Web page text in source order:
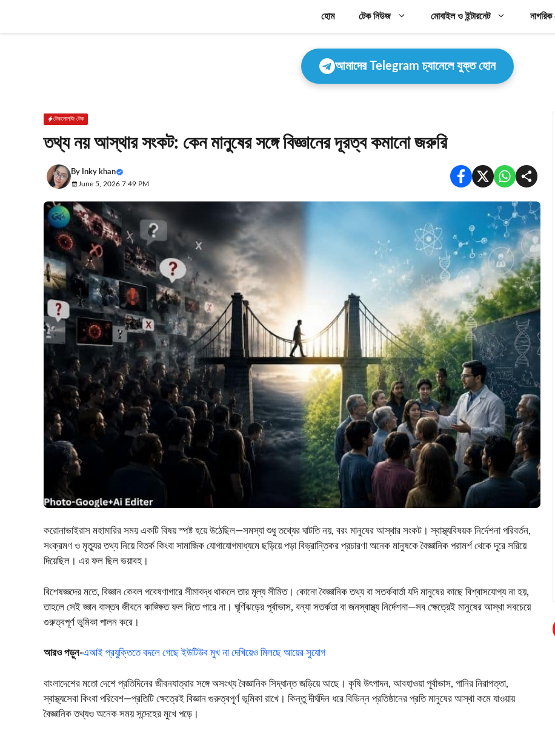
content
হোম টেক নিউজ মোবাইল ও ইন্টারনেট নাগরিক
আমাদের Telegram চ্যানেলে যুক্ত হোন
টেকনোলজি টেক
তথ্য নয় আস্থার সংকট: কেন মানুষের সঙ্গে বিজ্ঞানের দূরত্ব কমানো জরুরি
By Inky khan
June 5, 2026 7:49 PM
করোনাভাইরাস মহামারির সময় একটি বিষয় স্পষ্ট হয়ে উঠেছিল—সমস্যা শুধু তথ্যের ঘাটতি নয়, বরং মানুষের আস্থার সংকট। স্বাস্থ্যবিষয়ক নির্দেশনা পরিবর্তন,
সংক্রমণ ও মৃত্যুর তথ্য নিয়ে বিতর্ক কিংবা সামাজিক যোগাযোগমাধ্যমে ছড়িয়ে পড়া বিভ্রান্তিকর প্রচারণা অনেক মানুষকে বৈজ্ঞানিক পরামর্শ থেকে দূরে সরিয়ে
দিয়েছিল। এর ফল ছিল ভয়াবহ।
বিশেষজ্ঞদের মতে, বিজ্ঞান কেবল গবেষণাগারে সীমাবদ্ধ থাকলে তার মূল্য সীমিত। কোনো বৈজ্ঞানিক তথ্য বা সতর্কবার্তা যদি মানুষের কাছে বিশ্বাসযোগ্য না হয়,
তাহলে সেই জ্ঞান বাস্তব জীবনে কাঙ্ক্ষিত ফল দিতে পারে না। ঘূর্ণিঝড়ের পূর্বাভাস, বন্যা সতর্কতা বা জনস্বাস্থ্য নির্দেশনা—সব ক্ষেত্রেই মানুষের আস্থা সবচেয়ে
গুরুত্বপূর্ণ ভূমিকা পালন করে।
আরও পড়ুন-এআই প্রযুক্তিতে বদলে গেছে ইউটিউব মুখ না দেখিয়েও মিলছে আয়ের সুযোগ
বাংলাদেশের মতো দেশে প্রতিদিনের জীবনযাত্রার সঙ্গে অসংখ্য বৈজ্ঞানিক সিদ্ধান্ত জড়িয়ে আছে। কৃষি উৎপাদন, আবহাওয়া পূর্বাভাস, পানির নিরাপত্তা,
স্বাস্থ্যসেবা কিংবা পরিবেশ—প্রতিটি ক্ষেত্রেই বিজ্ঞান গুরুত্বপূর্ণ ভূমিকা রাখে। কিন্তু দীর্ঘদিন ধরে বিভিন্ন প্রতিষ্ঠানের প্রতি মানুষের আস্থা কমে যাওয়ায়
বৈজ্ঞানিক তথ্যও অনেক সময় সন্দেহের মুখে পড়ে।